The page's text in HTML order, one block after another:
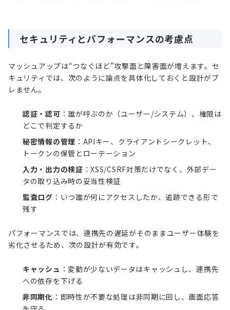
セキュリティとパフォーマンスの考慮点
マッシュアップは“つなぐほど”攻撃面と障害面が増えます。セ
キュリティでは、次のように論点を具体化しておくと設計がブ
レません。
認証・認可 ：誰が呼ぶのか（ユーザー/システム）、権限は
どこで判定するか
秘密情報の管理 ：APIキー、クライアントシークレット、
トークンの保管とローテーション
入力・出力の検証 ：XSS/CSRF対策だけでなく、外部デー
タの取り込み時の妥当性検証
監査ログ ：いつ誰が何にアクセスしたか、追跡できる形で
残す
パフォーマンスでは、連携先の遅延がそのままユーザー体験を
劣化させるため、次の設計が有効です。
キャッシュ ：変動が少ないデータはキャッシュし、連携先
への依存を下げる
非同期化 ：即時性が不要な処理は非同期に回し、画面応答